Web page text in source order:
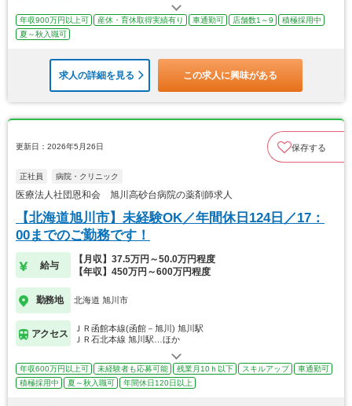
年収900万円以上可 産休・育休取得実績有り 車通勤可 店舗数1～9
積極採用中
夏～秋入職可
求人の詳細を見る この求人に興味がある
更新日：2026年5月26日 保存する
正社員 病院・クリニック
医療法人社団恩和会 旭川高砂台病院の薬剤師求人
【北海道旭川市】未経験OK／年間休日124日／17：
00までのご勤務です！
給与
【月収】37.5万円～50.0万円程度
【年収】450万円～600万円程度
勤務地 北海道 旭川市
アクセス
ＪＲ函館本線(函館－旭川) 旭川駅
ＪＲ石北本線 旭川駅…ほか
年収600万円以上可 未経験者も応募可能 残業月10ｈ以下 スキルアップ
車通勤可
積極採用中
夏～秋入職可 年間休日120日以上